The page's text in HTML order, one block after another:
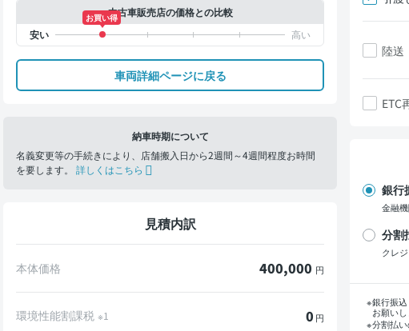
中古車販売店の価格との比較
お買い得
車両詳細ページに戻る
納車時期について
名義変更等の手続きにより、店舗搬入日から2週間～4週間程度お時間
を要します。 詳しくはこちら
見積内訳
本体価格 400,000 円
環境性能割課税 ※1 0 円
陸送
ETC
銀行
金融
分割
クレ
支払い
銀行振
お願いし
分割払い